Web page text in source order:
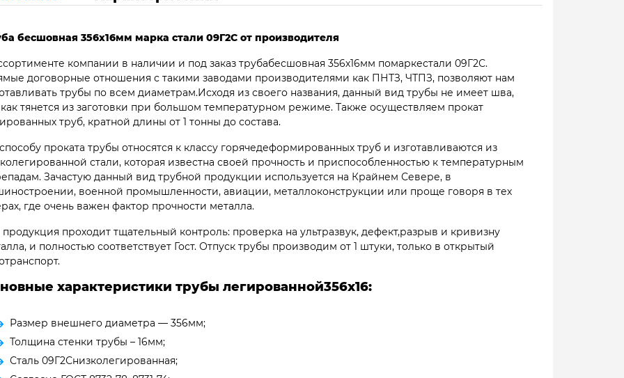
бесшовная 356х16мм марка стали 09Г2С от производителя
компании в наличии и под заказ трубабесшовная 356х16мм помаркестали 09Г2С.
договорные отношения с такими заводами производителями как ПНТЗ, ЧТПЗ, позволяют нам
трубы по всем диаметрам.Исходя из своего названия, данный вид трубы не имеет шва,
как тянется из заготовки при большом температурном режиме. Также осуществляем прокат
труб, кратной длины от 1 тонны до состава.
проката трубы относятся к классу горячедеформированных труб и изготавливаются из
стали, которая известна своей прочность и приспособленностью к температурным
Зачастую данный вид трубной продукции используется на Крайнем Севере, в
военной промышленности, авиации, металлоконструкции или проще говоря в тех
где очень важен фактор прочности металла.
продукция проходит тщательный контроль: проверка на ультразвук, дефект,разрыв и кривизну
и полностью соответствует Гост. Отпуск трубы производим от 1 штуки, только в открытый
характеристики трубы легированной356х16:
Размер внешнего диаметра — 356мм;
Толщина стенки трубы – 16мм;
Сталь 09Г2Снизколегированная;